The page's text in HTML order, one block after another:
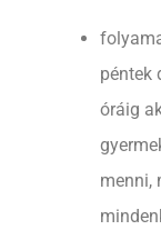
péntek
óráig
menni,